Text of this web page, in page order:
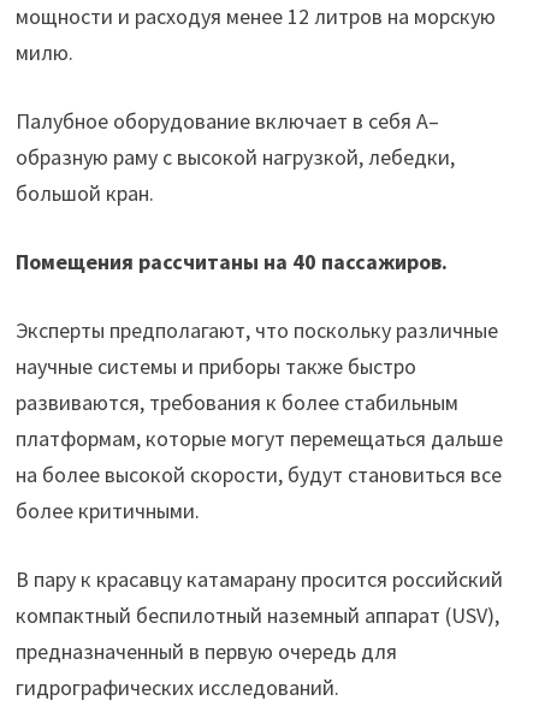
мощности и расходуя менее 12 литров на морскую
милю.
Палубное оборудование включает в себя А–
образную раму с высокой нагрузкой, лебедки,
большой кран.
Помещения рассчитаны на 40 пассажиров.
Эксперты предполагают, что поскольку различные
научные системы и приборы также быстро
развиваются, требования к более стабильным
платформам, которые могут перемещаться дальше
на более высокой скорости, будут становиться все
более критичными.
В пару к красавцу катамарану просится российский
компактный беспилотный наземный аппарат (USV),
предназначенный в первую очередь для
гидрографических исследований.